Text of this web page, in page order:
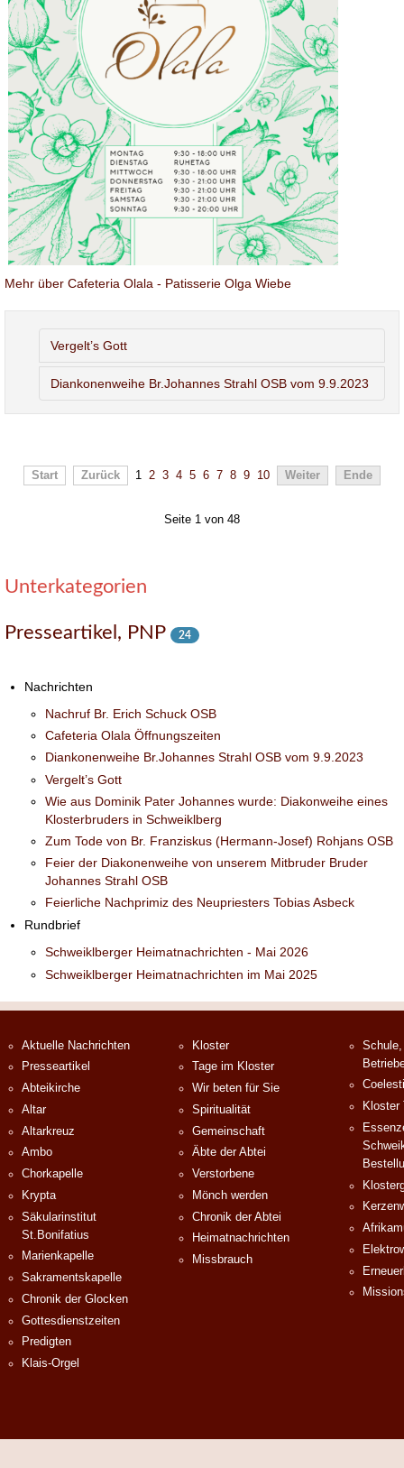
Mehr über Cafeteria Olala - Patisserie Olga Wiebe
Vergelt’s Gott
Diankonenweihe Br.Johannes Strahl OSB vom 9.9.2023
Start Zurück 1 2 3 4 5 6 7 8 9 10 Weiter Ende
Seite 1 von 48
Unterkategorien
Presseartikel, PNP 24
Nachrichten
Nachruf Br. Erich Schuck OSB
Cafeteria Olala Öffnungszeiten
Diankonenweihe Br.Johannes Strahl OSB vom 9.9.2023
Vergelt’s Gott
Wie aus Dominik Pater Johannes wurde: Diakonweihe eines
Klosterbruders in Schweiklberg
Zum Tode von Br. Franziskus (Hermann-Josef) Rohjans OSB
Feier der Diakonenweihe von unserem Mitbruder Bruder
Johannes Strahl OSB
Feierliche Nachprimiz des Neupriesters Tobias Asbeck
Rundbrief
Schweiklberger Heimatnachrichten - Mai 2026
Schweiklberger Heimatnachrichten im Mai 2025
Aktuelle Nachrichten
Presseartikel
Abteikirche
Altar
Altarkreuz
Ambo
Chorkapelle
Krypta
Säkularinstitut
St.Bonifatius
Marienkapelle
Sakramentskapelle
Chronik der Glocken
Gottesdienstzeiten
Predigten
Klais-Orgel
Kloster
Tage im Kloster
Wir beten für Sie
Spiritualität
Gemeinschaft
Äbte der Abtei
Verstorbene
Mönch werden
Chronik der Abtei
Heimatnachrichten
Missbrauch
Kloster